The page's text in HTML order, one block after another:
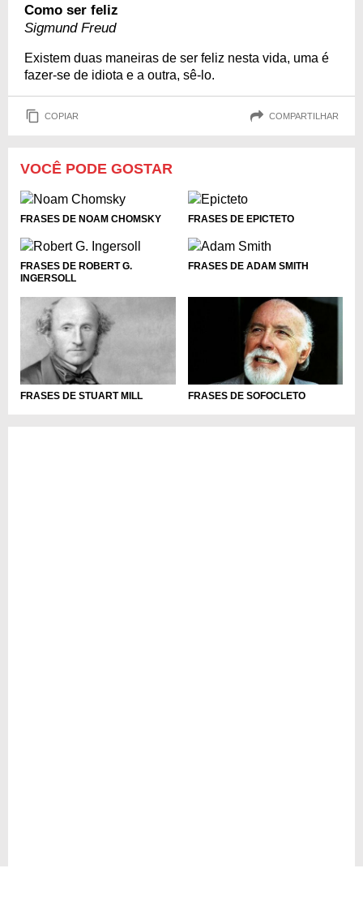
Como ser feliz
Sigmund Freud
Existem duas maneiras de ser feliz nesta vida, uma é
fazer-se de idiota e a outra, sê-lo.
COPIAR COMPARTILHAR
VOCÊ PODE GOSTAR
FRASES DE NOAM CHOMSKY FRASES DE EPICTETO
FRASES DE ROBERT G.
INGERSOLL
FRASES DE ADAM SMITH
FRASES DE STUART MILL FRASES DE SOFOCLETO